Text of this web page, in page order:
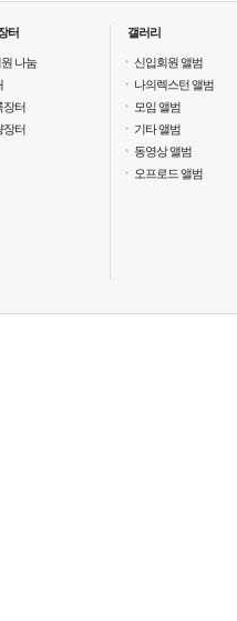
터
나눔
장터
장터
갤러리
신입회원 앨범
나의렉스턴 앨범
모임 앨범
기타 앨범
동영상 앨범
오프로드 앨범